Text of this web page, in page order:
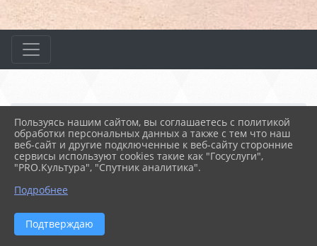
Главная
СВЕДЕНИЯ ОБ ОБРАЗОВАТЕ...
06. Педагогический состав
Морская Ольга Ивановна
01.10.2025 08:12
МОРСКАЯ ОЛЬГА ИВАНОВНА
Пользуясь нашим сайтом, вы соглашаетесь с политикой
обработки персональных данных а также с тем что наш
веб-сайт и другие подключенные к веб-сайту сторонние
сервисы используют cookies такие как "Госуслуги",
"PRO.Культура", "Спутник аналитика".
Подробнее
Подтверждаю